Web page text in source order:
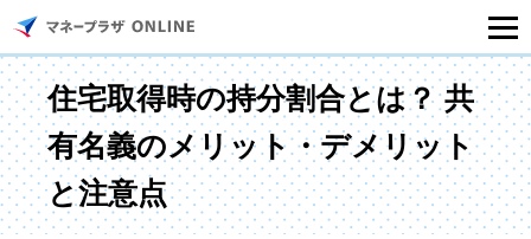
マネープラザONLINEとは
住宅ローンシミュレーション
記事一覧
住宅取得時の持分割合とは？ 共
有名義のメリット・デメリット
と注意点